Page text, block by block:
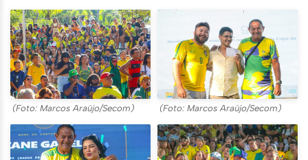
(Foto: Marcos Araújo/Secom) (Foto: Marcos Araújo/Secom)